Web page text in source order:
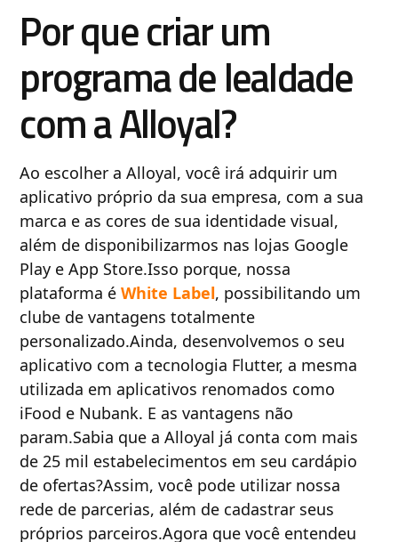
Por que criar um
programa de lealdade
com a Alloyal?
Ao escolher a Alloyal, você irá adquirir um
aplicativo próprio da sua empresa, com a sua
marca e as cores de sua identidade visual,
além de disponibilizarmos nas lojas Google
Play e App Store.Isso porque, nossa
plataforma éWhite Label, possibilitando um
clube de vantagens totalmente
personalizado.Ainda, desenvolvemos o seu
aplicativo com a tecnologia Flutter, a mesma
utilizada em aplicativos renomados como
iFood e Nubank. E as vantagens não
param.Sabia que a Alloyal já conta com mais
de 25 mil estabelecimentos em seu cardápio
de ofertas?Assim, você pode utilizar nossa
rede de parcerias, além de cadastrar seus
próprios parceiros.Agora que você entendeu